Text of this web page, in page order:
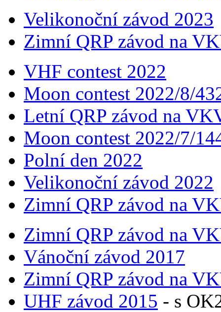
Velikonoční závod 2023
Zimní QRP závod na
VHF contest 2022
Moon contest 2022/8/
Letní QRP závod na
Moon contest 2022/7/
Polní den 2022
Velikonoční závod 2022
Zimní QRP závod na
Zimní QRP závod na
Vánoční závod 2017
Zimní QRP závod na
UHF závod 2015 - s